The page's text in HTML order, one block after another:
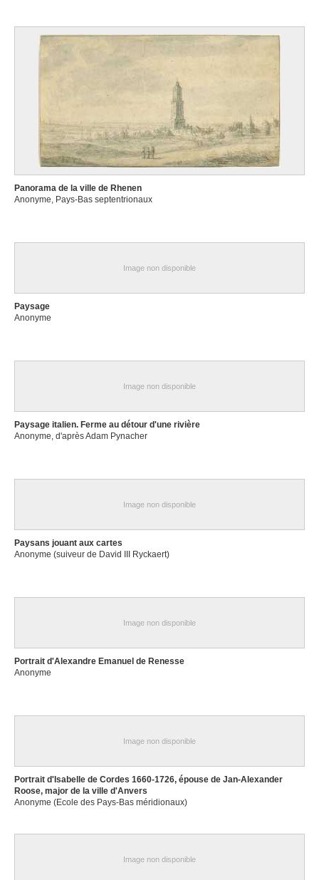
Panorama de la ville de Rhenen
Anonyme, Pays-Bas septentrionaux
Image non disponible
Paysage
Anonyme
Image non disponible
Paysage italien. Ferme au détour d'une rivière
Anonyme, d'après Adam Pynacher
Image non disponible
Paysans jouant aux cartes
Anonyme (suiveur de David III Ryckaert)
Image non disponible
Portrait d'Alexandre Emanuel de Renesse
Anonyme
Image non disponible
Portrait d'Isabelle de Cordes 1660-1726, épouse de Jan-Alexander
Roose, major de la ville d'Anvers
Anonyme (Ecole des Pays-Bas méridionaux)
Image non disponible